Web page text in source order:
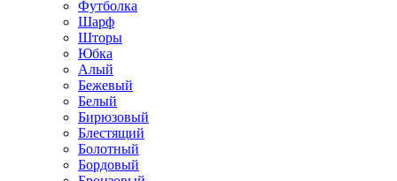
Футболка
Шарф
Шторы
Юбка
Алый
Бежевый
Белый
Бирюзовый
Блестящий
Болотный
Бордовый